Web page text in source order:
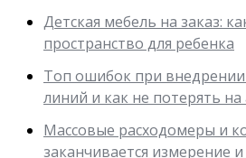
Детская мебель на заказ:
пространство для ребенка
Топ ошибок при
линий и как не потерять
Массовые расходомеры и
заканчивается измерение